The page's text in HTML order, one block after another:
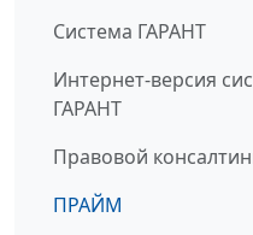
Система ГАРАНТ
Интернет-версия
ГАРАНТ
Правовой
ПРАЙМ